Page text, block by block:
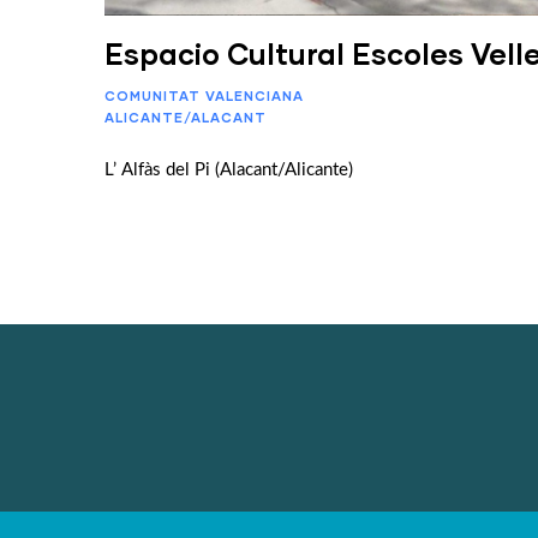
Espacio Cultural Escoles
COMUNITAT VALENCIANA
ALICANTE/ALACANT
L’ Alfàs del Pi (Alacant/Alicante)